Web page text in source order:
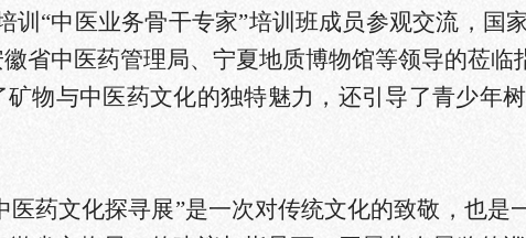
训“中医业务骨干专家”培训班成员参观交流，
省中医药管理局、宁夏地质博物馆等领导的莅临
矿物与中医药文化的独特魅力，还引导了青少年
药文化探寻展”是一次对传统文化的致敬，也是